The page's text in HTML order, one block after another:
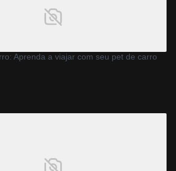
Aprenda a viajar com seu pet de carro